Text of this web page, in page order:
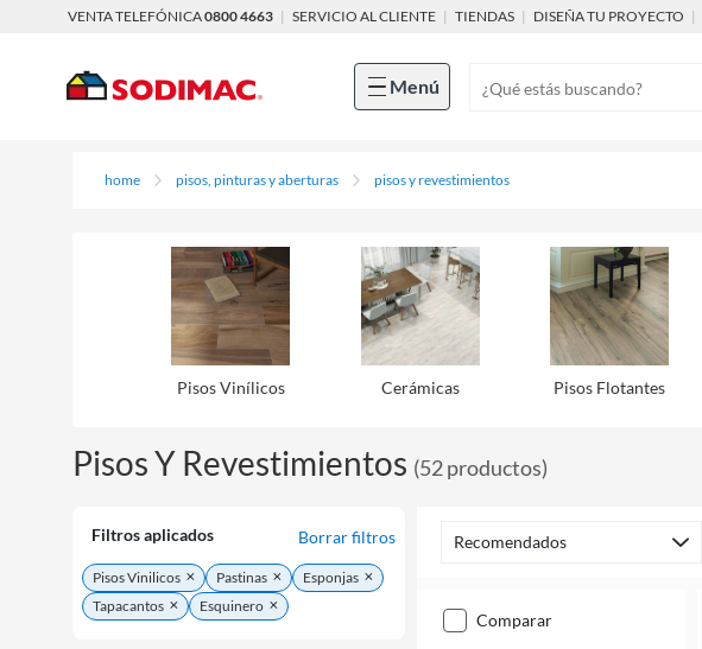
VENTA TELEFÓNICA0800 4663 | SERVICIO AL CLIENTE | TIENDAS | DISEÑA TU PROYECTO |
Menú
home pisos, pinturas y aberturas pisos y revestimientos
Pisos Viní­licos Cerámicas Pisos Flotantes
Pisos Y Revestimientos (52productos)
Filtros aplicados Borrar filtros
Pisos Vinilicos Pastinas
Esponjas
Tapacantos
Esquinero
Recomendados
comparar